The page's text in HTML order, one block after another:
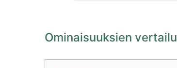
Ominaisuuksien vertailu